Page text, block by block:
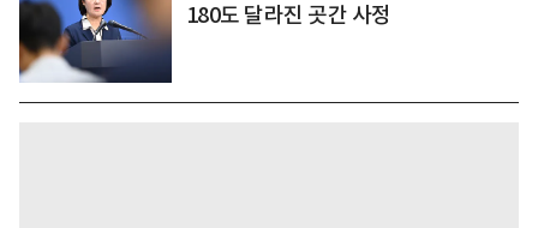
180도 달라진 곳간 사정